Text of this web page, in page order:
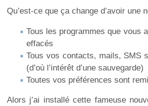
Qu’est-ce que ça change d’avoir une
Tous les programmes que vous
effacés
Tous vos contacts, mails, SMS
(d’où l’intérêt d’une sauvegarde)
Toutes vos préférences sont
Alors j’ai installé cette fameuse